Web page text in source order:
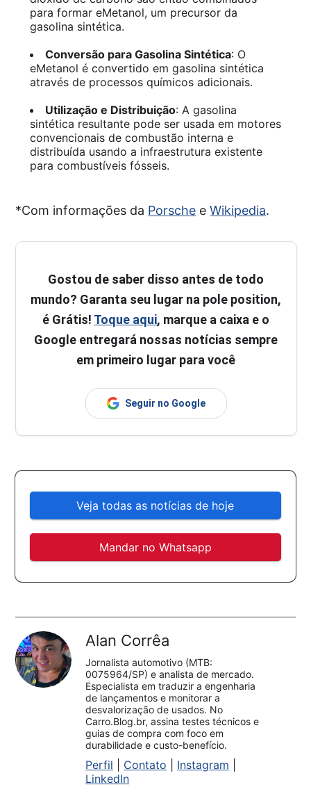
para formar eMetanol, um precursor da
gasolina sintética.
Conversão para Gasolina Sintética: O
eMetanol é convertido em gasolina sintética
através de processos químicos adicionais.
Utilização e Distribuição: A gasolina
sintética resultante pode ser usada em motores
convencionais de combustão interna e
distribuída usando a infraestrutura existente
para combustíveis fósseis.
*Com informações da Porsche eWikipedia.
Gostou de saber disso antes de todo
mundo? Garanta seu lugar na pole position,
é Grátis! Toque aqui, marque a caixa e o
Google entregará nossas notícias sempre
em primeiro lugar para você
Seguir no Google
Veja todas as notícias de hoje
Mandar no Whatsapp
Alan Corrêa
Jornalista automotivo (MTB:
0075964/SP) e analista de mercado.
Especialista em traduzir a engenharia
de lançamentos e monitorar a
desvalorização de usados. No
Carro.Blog.br, assina testes técnicos e
guias de compra com foco em
durabilidade e custo-benefício.
Perfil Contato Instagram
LinkedIn